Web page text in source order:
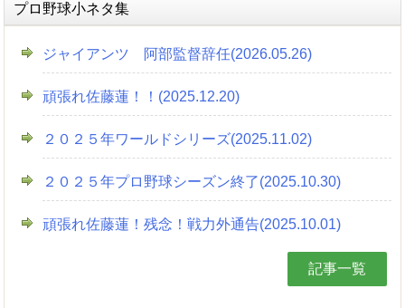
プロ野球小ネタ集
ジャイアンツ 阿部監督辞任(2026.05.26)
頑張れ佐藤蓮！！(2025.12.20)
２０２５年ワールドシリーズ(2025.11.02)
２０２５年プロ野球シーズン終了(2025.10.30)
頑張れ佐藤蓮！残念！戦力外通告(2025.10.01)
記事一覧